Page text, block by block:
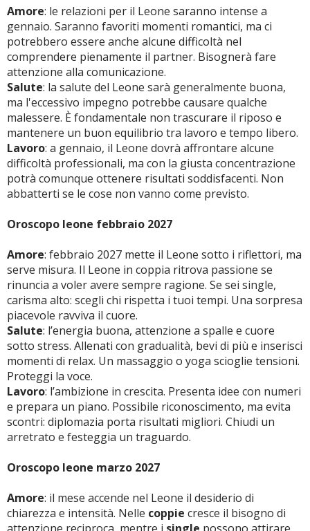
Amore: le relazioni per il Leone saranno intense a
gennaio. Saranno favoriti momenti romantici, ma ci
potrebbero essere anche alcune difficoltà nel
comprendere pienamente il partner. Bisognerà fare
attenzione alla comunicazione.
Salute: la salute del Leone sarà generalmente buona,
ma l'eccessivo impegno potrebbe causare qualche
malessere. È fondamentale non trascurare il riposo e
mantenere un buon equilibrio tra lavoro e tempo libero.
Lavoro: a gennaio, il Leone dovrà affrontare alcune
difficoltà professionali, ma con la giusta concentrazione
potrà comunque ottenere risultati soddisfacenti. Non
abbatterti se le cose non vanno come previsto.
Oroscopo leone febbraio 2027
Amore: febbraio 2027 mette il Leone sotto i riflettori, ma
serve misura. Il Leone in coppia ritrova passione se
rinuncia a voler avere sempre ragione. Se sei single,
carisma alto: scegli chi rispetta i tuoi tempi. Una sorpresa
piacevole ravviva il cuore.
Salute: l’energia buona, attenzione a spalle e cuore
sotto stress. Allenati con gradualità, bevi di più e inserisci
momenti di relax. Un massaggio o yoga scioglie tensioni.
Proteggi la voce.
Lavoro: l’ambizione in crescita. Presenta idee con numeri
e prepara un piano. Possibile riconoscimento, ma evita
scontri: diplomazia porta risultati migliori. Chiudi un
arretrato e festeggia un traguardo.
Oroscopo leone marzo 2027
Amore: il mese accende nel Leone il desiderio di
chiarezza e intensità. Nelle coppie cresce il bisogno di